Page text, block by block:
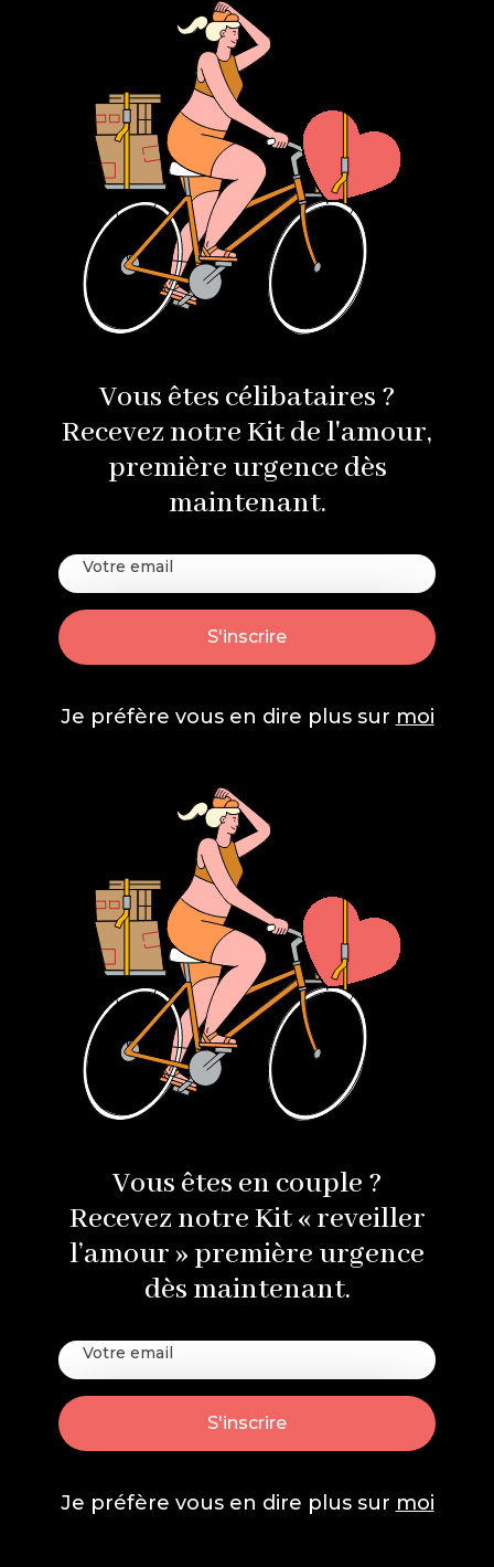
Vous êtes célibataires ?
Recevez notre Kit de l'amour,
première urgence dès
maintenant.
Je préfère vous en dire plus sur moi
Vous êtes en couple ?
Recevez notre Kit « reveiller
l’amour » première urgence
dès maintenant.
Je préfère vous en dire plus sur moi